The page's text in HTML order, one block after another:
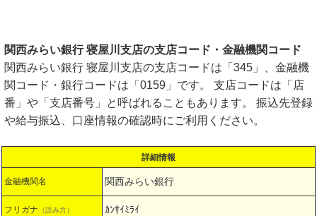
関西みらい銀行 寝屋川支店の支店コード・金融機関コード
関西みらい銀行 寝屋川支店の支店コードは「345」、金融機
関コード・銀行コードは「0159」です。 支店コードは「店
番」や「支店番号」と呼ばれることもあります。 振込先登録
や給与振込、口座情報の確認時にご利用ください。
詳細情報
金融機関名 関西みらい銀行
フリガナ （読み方） ｶﾝｻｲﾐﾗｲ